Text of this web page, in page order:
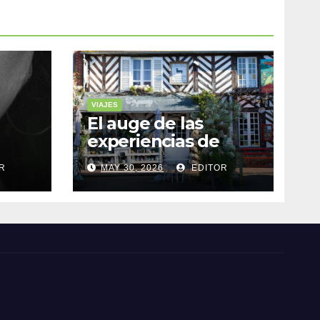
VIAJES
El auge de las
experiencias de
realidad aumentada
en el turismo
MAY 30, 2026 EDITOR